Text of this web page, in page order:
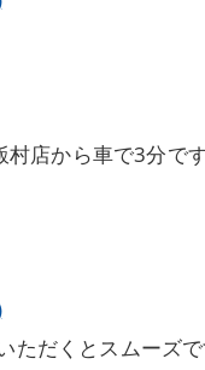
店から車で3分です
だくとスムーズで